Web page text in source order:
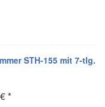
STH-155 mit 7-tlg.
*